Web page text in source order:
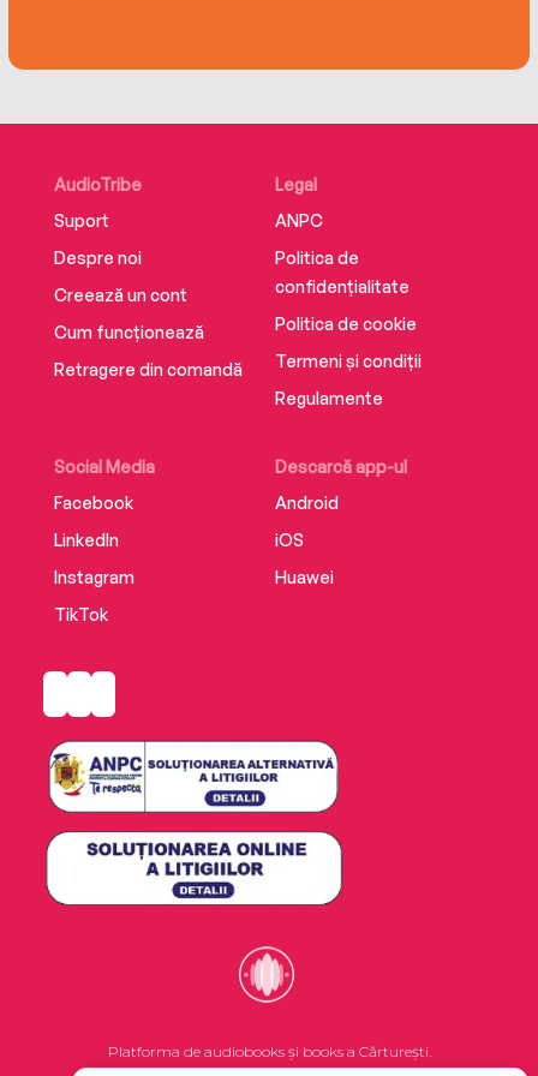
AudioTribe
Suport
Despre noi
Creează un cont
Cum funcționează
Retragere din comandă
Social Media
Facebook
LinkedIn
Instagram
TikTok
Descarcă app-ul
Android
iOS
Huawei
Legal
ANPC
Politica de
confidențialitate
Politica de cookie
Termeni și condiții
Regulamente
Platforma de audiobooks și books a Cărturești.